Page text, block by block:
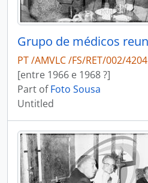
PT /AMVLC /FS/RET/002/4204
[entre 1966 e 1968 ?]
Part ofFoto Sousa
Untitled